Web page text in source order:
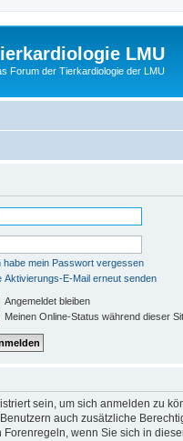
LMU
Forum der Tierkardiologie der LMU
habe mein Passwort vergessen
Aktivierungs-E-Mail erneut senden
Angemeldet bleiben
Meinen Online-Status während dieser
sein, um sich anmelden zu
auch zusätzliche
wenn Sie sich in